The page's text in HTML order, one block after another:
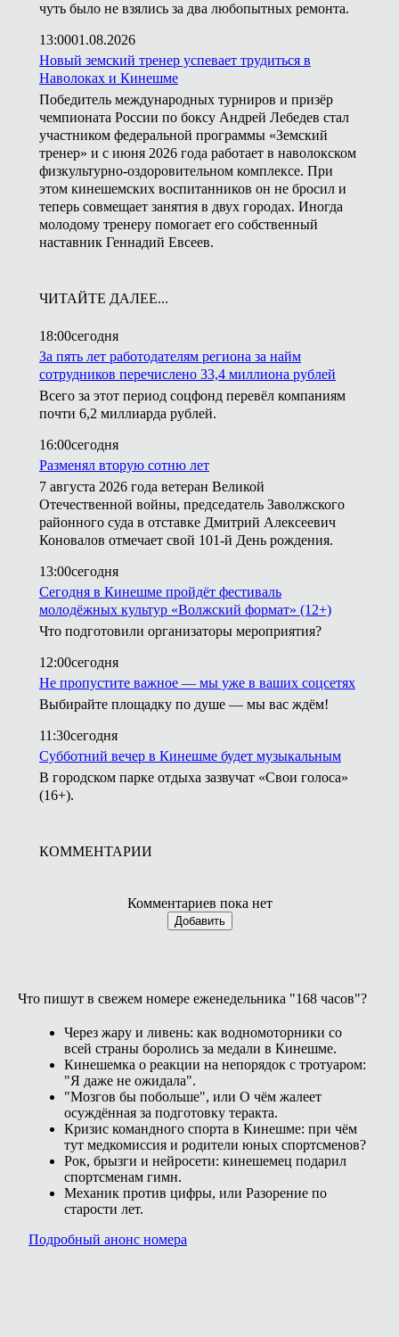
чуть было не взялись за два любопытных ремонта.
13:0001.08.2026
Новый земский тренер успевает трудиться в
Наволоках и Кинешме
Победитель международных турниров и призёр
чемпионата России по боксу Андрей Лебедев стал
участником федеральной программы «Земский
тренер» и с июня 2026 года работает в наволокском
физкультурно-оздоровительном комплексе. При
этом кинешемских воспитанников он не бросил и
теперь совмещает занятия в двух городах. Иногда
молодому тренеру помогает его собственный
наставник Геннадий Евсеев.
ЧИТАЙТЕ ДАЛЕЕ...
18:00сегодня
За пять лет работодателям региона за найм
сотрудников перечислено 33,4 миллиона рублей
Всего за этот период соцфонд перевёл компаниям
почти 6,2 миллиарда рублей.
16:00сегодня
Разменял вторую сотню лет
7 августа 2026 года ветеран Великой
Отечественной войны, председатель Заволжского
районного суда в отставке Дмитрий Алексеевич
Коновалов отмечает свой 101-й День рождения.
13:00сегодня
Сегодня в Кинешме пройдёт фестиваль
молодёжных культур «Волжский формат» (12+)
Что подготовили организаторы мероприятия?
12:00сегодня
Не пропустите важное — мы уже в ваших соцсетях
Выбирайте площадку по душе — мы вас ждём!
11:30сегодня
Субботний вечер в Кинешме будет музыкальным
В городском парке отдыха зазвучат «Свои голоса»
(16+).
КОММЕНТАРИИ
Комментариев пока нет
Добавить
Что пишут в свежем номере еженедельника "168 часов"?
Через жару и ливень: как водномоторники со
всей страны боролись за медали в Кинешме.
Кинешемка о реакции на непорядок с тротуаром:
"Я даже не ожидала".
"Мозгов бы побольше", или О чём жалеет
осуждённая за подготовку теракта.
Кризис командного спорта в Кинешме: при чём
тут медкомиссия и родители юных спортсменов?
Рок, брызги и нейросети: кинешемец подарил
спортсменам гимн.
Механик против цифры, или Разорение по
старости лет.
Подробный анонс номера